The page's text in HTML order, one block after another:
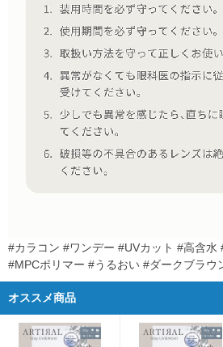
#カラコン #ワンデー #UVカット #高含水
#MPCポリマー #うるおい #ダークブラウ
オススメ商品